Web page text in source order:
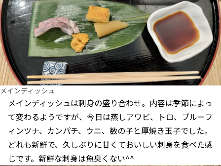
メインディッシュ
メインディッシュは刺身の盛り合わせ。内容は季節によっ
て変わるようですが、今日は蒸しアワビ、トロ、ブルーフ
ィンツナ、カンパチ、ウニ、数の子と厚焼き玉子でした。
どれも新鮮で、久しぶりに甘くておいしい刺身を食べた感
じです。新鮮な刺身は魚臭くない^^